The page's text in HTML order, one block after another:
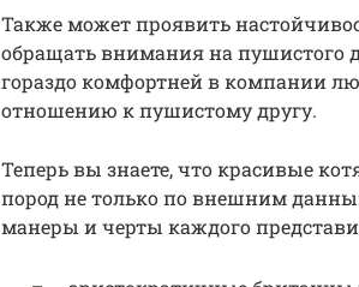
Также может проявить
обращать внимания на пушистого
гораздо комфортней в компании
отношению к пушистому другу.
Теперь вы знаете, что красивые
пород не только по внешним
манеры и черты каждого